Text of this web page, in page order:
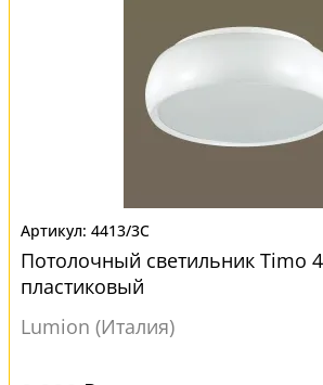
4413/3C
Потолочный светильник Timo
пластиковый
Lumion (Италия)